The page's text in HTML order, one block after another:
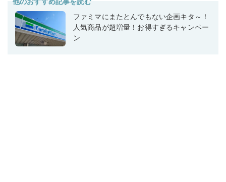
ファミマにまたとんでもない企画キタ～！
人気商品が超増量！お得すぎるキャンペー
ン